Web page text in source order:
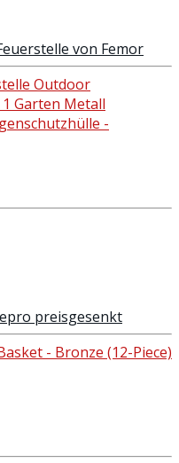
von Femor
preisgesenkt